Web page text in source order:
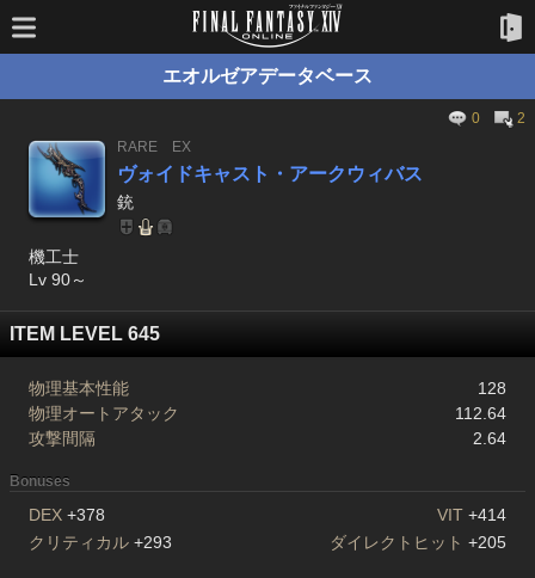
エオルゼアデータベース
0
2
RARE
EX
ヴォイドキャスト・アークウィバス
銃
機工士
Lv 90～
ITEM LEVEL 645
物理基本性能
128
物理オートアタック
112.64
攻撃間隔
2.64
Bonuses
DEX +378 VIT +414
クリティカル +293 ダイレクトヒット +205